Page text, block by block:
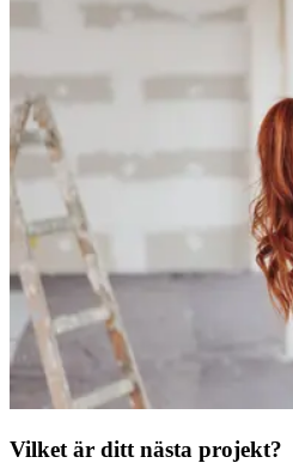
Vilket är ditt nästa projekt?